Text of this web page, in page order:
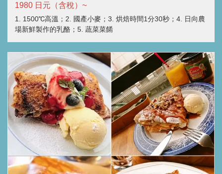
1980 日元（含稅）~
1. 1500℃高溫；2. 國產小麥；3. 烘焙時間1分30秒；4. 日向農
場新鮮製作的乳酪；5. 蔬菜菜餚